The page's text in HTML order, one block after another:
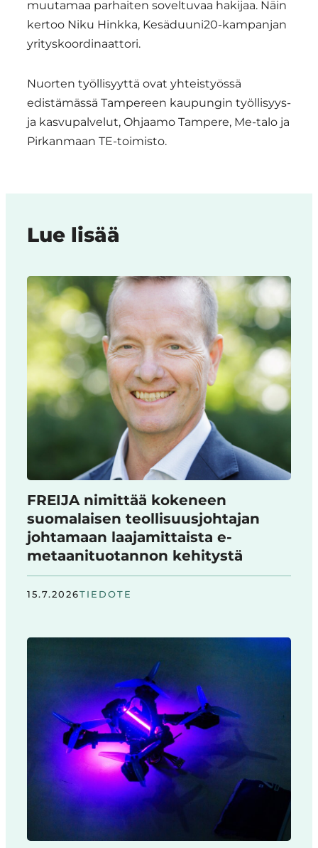
muutamaa parhaiten soveltuvaa hakijaa. Näin
kertoo Niku Hinkka, Kesäduuni20-kampanjan
yrityskoordinaattori.
Nuorten työllisyyttä ovat yhteistyössä
edistämässä Tampereen kaupungin työllisyys-
ja kasvupalvelut, Ohjaamo Tampere, Me-talo ja
Pirkanmaan TE-toimisto.
Lue lisää
FREIJA nimittää kokeneen
suomalaisen teollisuusjohtajan
johtamaan laajamittaista e-
metaanituotannon kehitystä
15.7.2026TIEDOTE